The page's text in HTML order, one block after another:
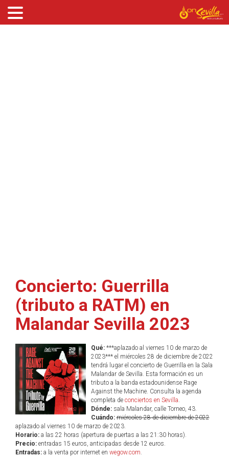
Concierto: Guerrilla
(tributo a RATM) en
Malandar Sevilla 2023
Qué:***aplazado al viernes 10 de marzo de
2023*** el miércoles 28 de diciembre de 2022
tendrá lugar el concierto de Guerrilla en la Sala
Malandar de Sevilla. Esta formación es un
tributo a la banda estadounidense Rage
Against the Machine. Consulta la agenda
completa de conciertos en Sevilla.
Dónde:sala Malandar, calle Torneo, 43.
Cuándo: miércoles 28 de diciembre de 2022
aplazado al viernes 10 de marzo de 2023.
Horario: a las 22 horas (apertura de puertas a las 21:30 horas).
Precio: entradas 15 euros, anticipadas desde 12 euros.
Entradas: a la venta por internet en wegow.com.